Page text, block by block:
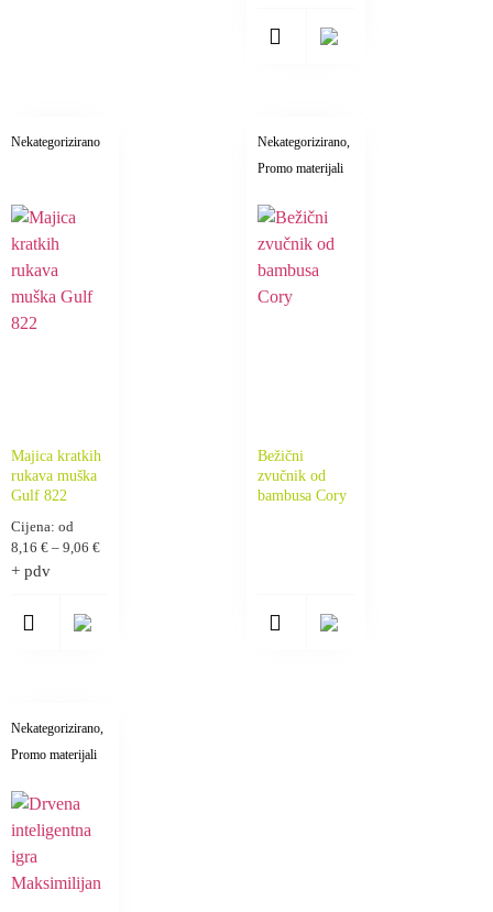
Nekategorizirano
Majica kratkih
rukava muška
Gulf 822
Cijena: od
8,16 € – 9,06 €
+ pdv
Nekategorizirano,
Promo materijali
Bežični
zvučnik od
bambusa Cory
Nekategorizirano,
Promo materijali